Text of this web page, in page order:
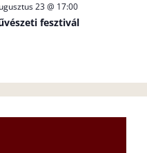
23 @ 17:00
fesztivál